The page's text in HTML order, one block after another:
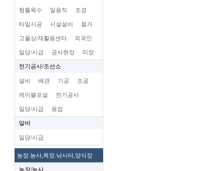
형틀목수 일용직 조경
타일시공 시설설비 철거
고물상/재활용센타 외국인
일당/시급 공사현장 미장
전기공사/조선소
설비 배관 기공 조공
케이블포설 전기공사
일당/시급 용접
알바
일당/시급
농장.농사,목장.낚시터,양식장
농장/농사